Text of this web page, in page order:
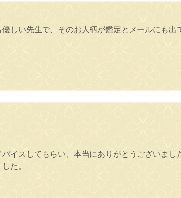
しい先生で、そのお人柄が鑑定とメールにも
イスしてもらい、本当にありがとうございまし
た。